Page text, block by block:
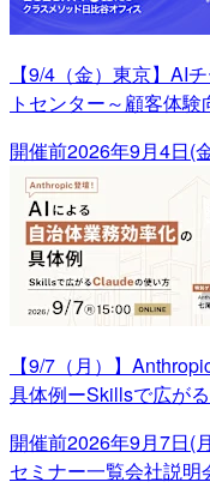
【9/4（金）東京】AI
トセンター～顧客体
開催前2026年9月4日(
【9/7（月）】
具体例ーSkillsで広が
開催前2026年9月7日(
セミナー一覧会社説明